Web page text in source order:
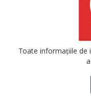
Toate informațiile